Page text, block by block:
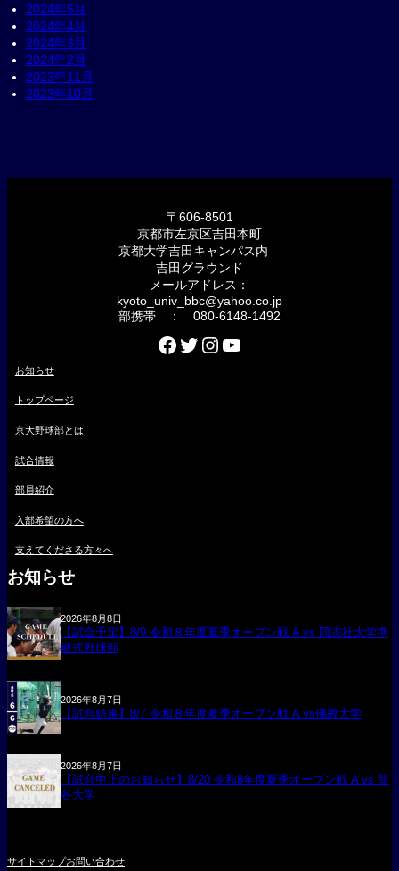
2024年5月
2024年4月
2024年3月
2024年2月
2023年11月
2023年10月
〒606-8501
京都市左京区吉田本町
京都大学吉田キャンパス内
吉田グラウンド
メールアドレス：
kyoto_univ_bbc@yahoo.co.jp
部携帯 ： 080-6148-1492
Facebook Twitter Instagram YouTube
お知らせ
トップページ
京大野球部とは
試合情報
部員紹介
入部希望の方へ
支えてくださる方々へ
お知らせ
2026年8月8日
【試合予定】8/9 令和８年度夏季オープン戦 A vs 同志社大学準
硬式野球部
2026年8月7日
【試合結果】8/7 令和８年度夏季オープン戦 A vs佛教大学
2026年8月7日
【試合中止のお知らせ】8/20 令和8年度夏季オープン戦 A vs 龍
谷大学
サイトマップお問い合わせ